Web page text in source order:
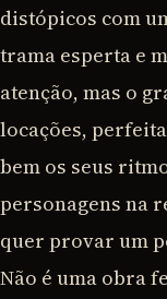
distópicos com
trama esperta e
atenção, mas o
locações,
bem os seus
personagens na
quer provar um
Não é uma obra